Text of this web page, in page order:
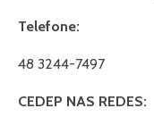
Telefone:
48 3244-7497
CEDEP NAS REDES: